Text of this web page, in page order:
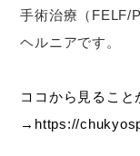
手術治療（FELF/
ヘルニアです。
ココから見ること
→https://